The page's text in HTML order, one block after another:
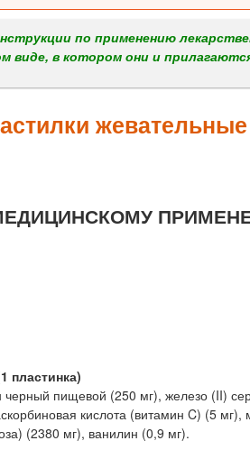
по применению
виде, в котором они и
пластинка)
пищевой (250 мг), железо (II)
кислота (витамин C) (5
(2380 мг), ванилин (0,9 мг).